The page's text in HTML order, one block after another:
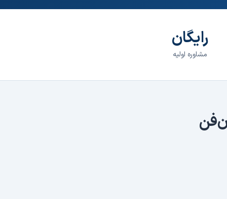
رایگان
مشاوره اولیه